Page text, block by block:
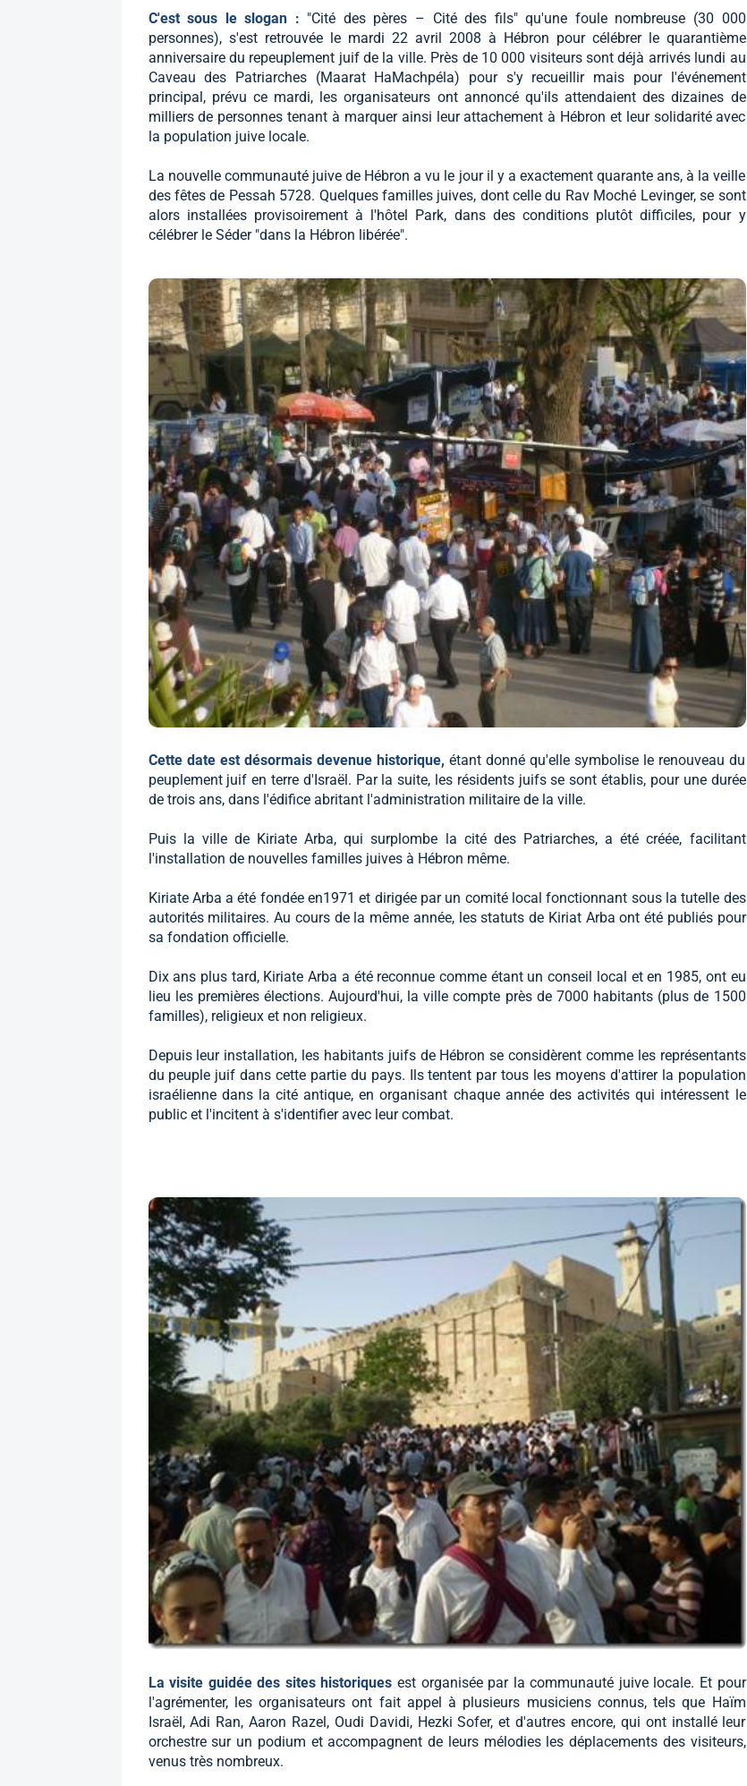
C'est sous le slogan : "Cité des pères – Cité des fils" qu'une foule nombreuse (30 000
personnes), s'est retrouvée le mardi 22 avril 2008 à Hébron pour célébrer le quarantième
anniversaire du repeuplement juif de la ville. Près de 10 000 visiteurs sont déjà arrivés lundi au
Caveau des Patriarches (Maarat HaMachpéla) pour s'y recueillir mais pour l'événement
principal, prévu ce mardi, les organisateurs ont annoncé qu'ils attendaient des dizaines de
milliers de personnes tenant à marquer ainsi leur attachement à Hébron et leur solidarité avec
la population juive locale.
La nouvelle communauté juive de Hébron a vu le jour il y a exactement quarante ans, à la veille
des fêtes de Pessah 5728. Quelques familles juives, dont celle du Rav Moché Levinger, se sont
alors installées provisoirement à l'hôtel Park, dans des conditions plutôt difficiles, pour y
célébrer le Séder "dans la Hébron libérée".
Cette date est désormais devenue historique, étant donné qu'elle symbolise le renouveau du
peuplement juif en terre d'Israël. Par la suite, les résidents juifs se sont établis, pour une durée
de trois ans, dans l'édifice abritant l'administration militaire de la ville.
Puis la ville de Kiriate Arba, qui surplombe la cité des Patriarches, a été créée, facilitant
l'installation de nouvelles familles juives à Hébron même.
Kiriate Arba a été fondée en1971 et dirigée par un comité local fonctionnant sous la tutelle des
autorités militaires. Au cours de la même année, les statuts de Kiriat Arba ont été publiés pour
sa fondation officielle.
Dix ans plus tard, Kiriate Arba a été reconnue comme étant un conseil local et en 1985, ont eu
lieu les premières élections. Aujourd'hui, la ville compte près de 7000 habitants (plus de 1500
familles), religieux et non religieux.
Depuis leur installation, les habitants juifs de Hébron se considèrent comme les représentants
du peuple juif dans cette partie du pays. Ils tentent par tous les moyens d'attirer la population
israélienne dans la cité antique, en organisant chaque année des activités qui intéressent le
public et l'incitent à s'identifier avec leur combat.
La visite guidée des sites historiques est organisée par la communauté juive locale. Et pour
l'agrémenter, les organisateurs ont fait appel à plusieurs musiciens connus, tels que Haïm
Israël, Adi Ran, Aaron Razel, Oudi Davidi, Hezki Sofer, et d'autres encore, qui ont installé leur
orchestre sur un podium et accompagnent de leurs mélodies les déplacements des visiteurs,
venus très nombreux.